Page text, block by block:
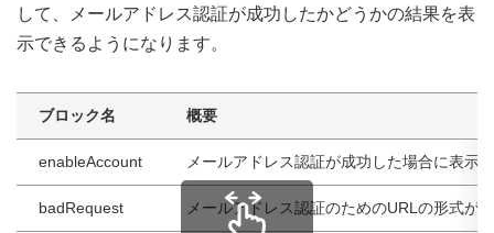
して、メールアドレス認証が成功したかどうかの結果を表
示できるようになります。
ブロック名 概要
enableAccount メールアドレス認証が成功した場合に表示
badRequest メールアドレス認証のためのURLの形式が